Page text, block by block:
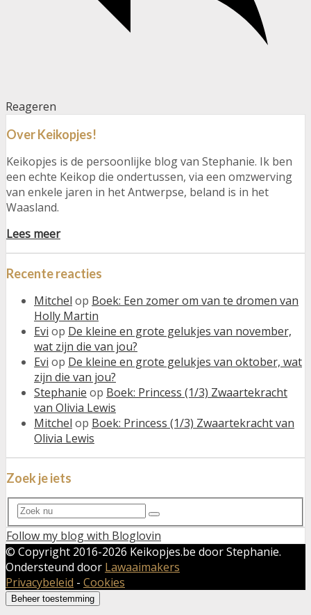
Reageren
Over Keikopjes!
Keikopjes is de persoonlijke blog van Stephanie. Ik ben
een echte Keikop die ondertussen, via een omzwerving
van enkele jaren in het Antwerpse, beland is in het
Waasland.
Lees meer
Recente reacties
Mitchel op Boek: Een zomer om van te dromen van
Holly Martin
Evi op De kleine en grote gelukjes van november,
wat zijn die van jou?
Evi op De kleine en grote gelukjes van oktober, wat
zijn die van jou?
Stephanie op Boek: Princess (1/3) Zwaartekracht
van Olivia Lewis
Mitchel op Boek: Princess (1/3) Zwaartekracht van
Olivia Lewis
Zoek je iets
Search
for:
Search
Follow my blog with Bloglovin
© Copyright 2016-2026 Keikopjes.be door Stephanie.
Ondersteund door Lawaaimakers
Privacybeleid - Cookies
Beheer toestemming